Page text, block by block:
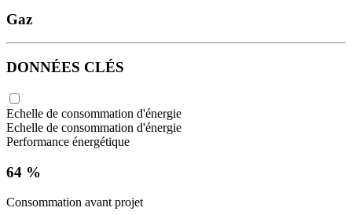
Gaz
DONNÉES CLÉS
Echelle de consommation d'énergie
Echelle de consommation d'énergie
Performance énergétique
64 %
Consommation avant projet